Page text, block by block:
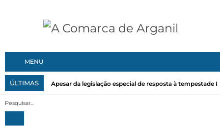
MENU
ÚLTIMAS Apesar da legislação especial de resposta à tempestade